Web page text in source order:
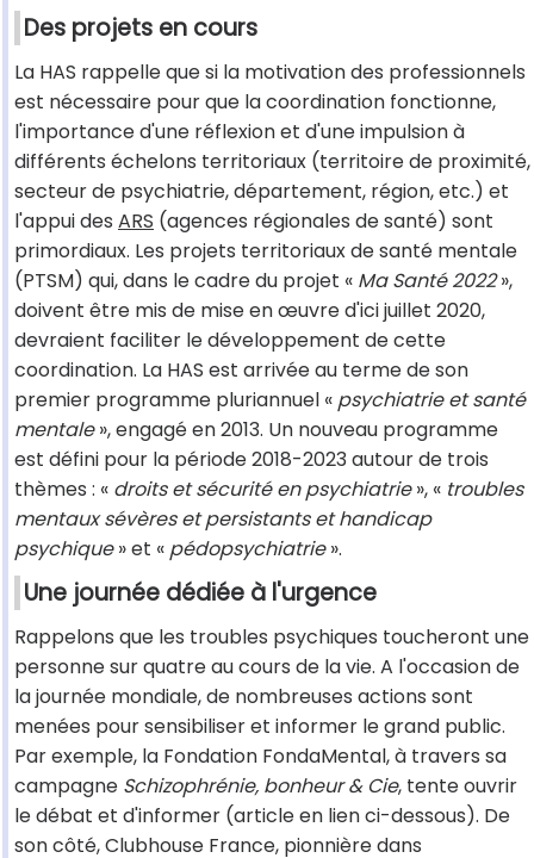
Des projets en cours
La HAS rappelle que si la motivation des professionnels
est nécessaire pour que la coordination fonctionne,
l'importance d'une réflexion et d'une impulsion à
différents échelons territoriaux (territoire de proximité,
secteur de psychiatrie, département, région, etc.) et
l'appui des ARS (agences régionales de santé) sont
primordiaux. Les projets territoriaux de santé mentale
(PTSM) qui, dans le cadre du projet « Ma Santé 2022»,
doivent être mis de mise en œuvre d'ici juillet 2020,
devraient faciliter le développement de cette
coordination. La HAS est arrivée au terme de son
premier programme pluriannuel « psychiatrie et santé
mentale», engagé en 2013. Un nouveau programme
est défini pour la période 2018-2023 autour de trois
thèmes : « droits et sécurité en psychiatrie», « troubles
mentaux sévères et persistants et handicap
psychique» et « pédopsychiatrie».
Une journée dédiée à l'urgence
Rappelons que les troubles psychiques toucheront une
personne sur quatre au cours de la vie. A l'occasion de
la journée mondiale, de nombreuses actions sont
menées pour sensibiliser et informer le grand public.
Par exemple, la Fondation FondaMental, à travers sa
campagne Schizophrénie, bonheur & Cie, tente ouvrir
le débat et d'informer (article en lien ci-dessous). De
son côté, Clubhouse France, pionnière dans